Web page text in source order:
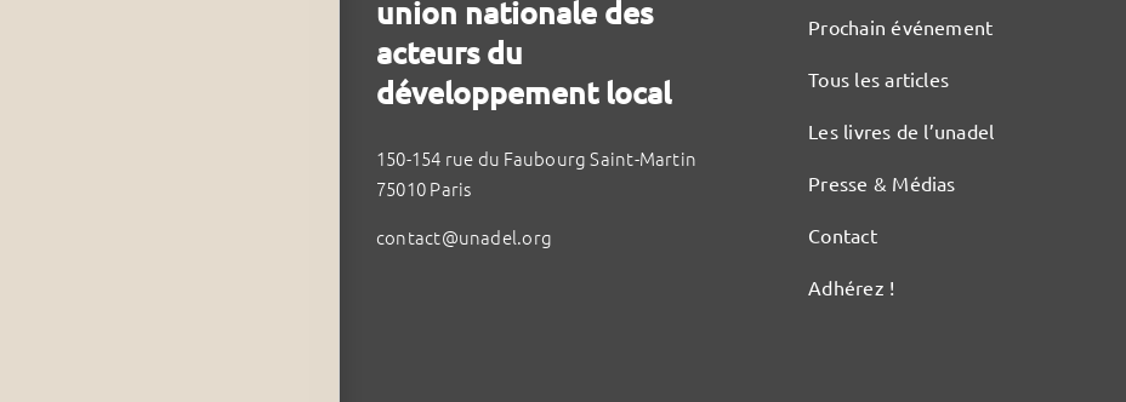
union nationale des
acteurs du
développement local
150-154 rue du Faubourg Saint-Martin
75010 Paris
contact@unadel.org
Prochain événement
Tous les articles
Les livres de l’unadel
Presse & Médias
Contact
Adhérez !